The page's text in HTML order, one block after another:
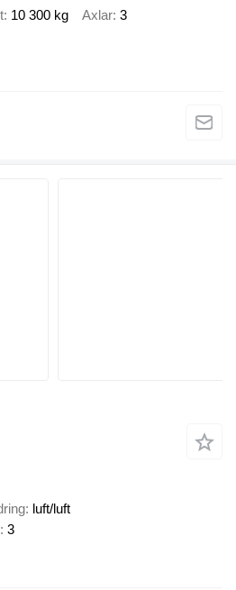
10 300 kg Axlar 3
luft/luft
3